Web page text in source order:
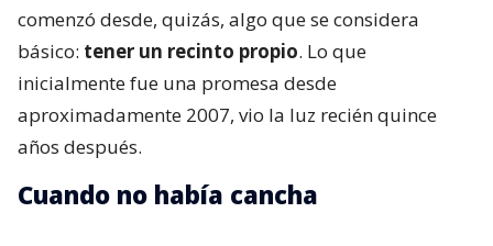
comenzó desde, quizás, algo que se considera
básico: tener un recinto propio. Lo que
inicialmente fue una promesa desde
aproximadamente 2007, vio la luz recién quince
años después.
Cuando no había cancha